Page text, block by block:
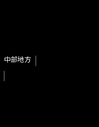
中部地方